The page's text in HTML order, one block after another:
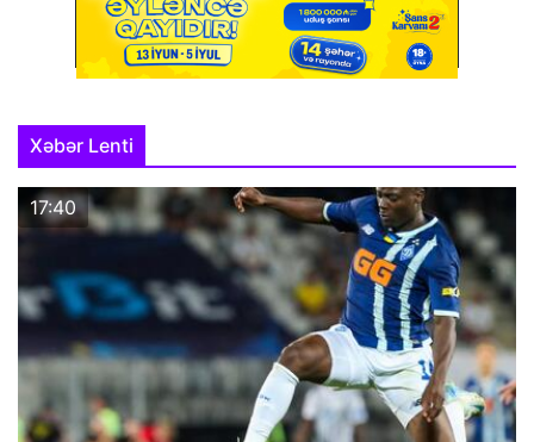
Xəbər Lenti
17:40